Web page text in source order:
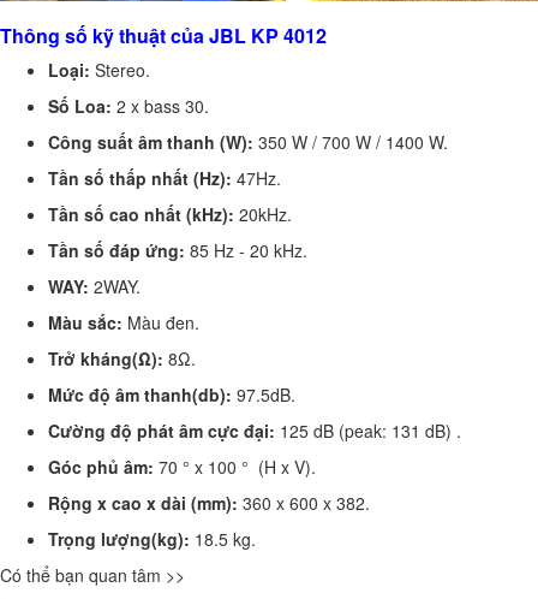
Thông số kỹ thuật của JBL KP 4012
Loại: Stereo.
Số Loa: 2 x bass 30.
Công suất âm thanh (W): 350 W / 700 W / 1400 W.
Tần số thấp nhất (Hz): 47Hz.
Tần số cao nhất (kHz): 20kHz.
Tần số đáp ứng: 85 Hz - 20 kHz.
WAY: 2WAY.
Màu sắc: Màu đen.
Trở kháng(Ω): 8Ω.
Mức độ âm thanh(db): 97.5dB.
Cường độ phát âm cực đại: 125 dB (peak: 131 dB) .
Góc phủ âm: 70 ° x 100 ° (H x V).
Rộng x cao x dài (mm): 360 x 600 x 382.
Trọng lượng(kg): 18.5 kg.
Có thể bạn quan tâm >>